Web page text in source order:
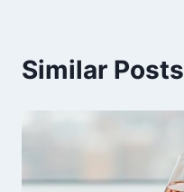
Similar Posts